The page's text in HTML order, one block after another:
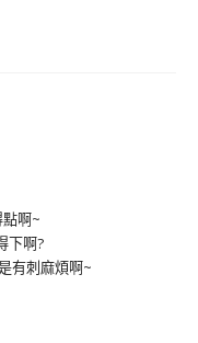
啊~
下啊?
有刺麻煩啊~